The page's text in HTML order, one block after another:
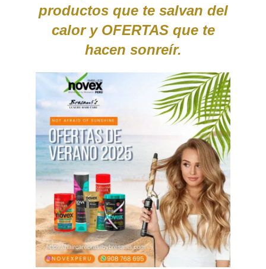
productos que te salvan del
calor y OFERTAS que te
hacen sonreír.